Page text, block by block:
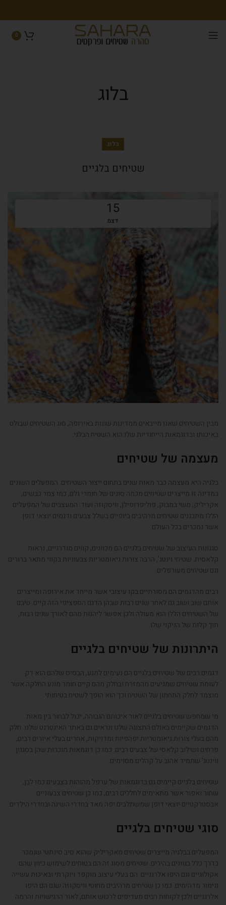
0
בלוג
בלוג
שטיחים בלגיים
15
דצמ
מבין השטיחים שאנו מייבאים ממדינות שונות באירופה, סוג השטיחים שבולט
באיכותו ובדוגמאות הייחודיות שלו הוא השטיח הבלגי.
מעצמה של שטיחים
בלגיה היא מעצמה כבר מאות שנים בתחום ייצור השטיחים. המפעלים השונים
במדינה זו מייצרים שטיחים מכמה סוגים של חומרי גלם, כמו צמר כבשים,
אקריליק, משי במבוק, פוליפרופילן, וויסקוזה ועוד. המעצבים של המפעלים
הללו מתכננים שטיחים מרהיבים ביופיים בשלל צבעים ודגמים יוצאי דופן
אשר נמכרים בכל העולם.
סגנונות העיצוב של שטיחים בלגיים הם מכוונים, קווים מודרניים, נראות
קלאסית, שטיחי וינטג', הרבה צורות גיאומטריות צבעוניות בקווי מתאר ברורים
וגם שטיחים מעורפלים.
רבים מהדגמים הם מסורתיים בקו עיצובי אשר מייחד את אירופה ומייצרים
אותם שוב ושוב גם לאחר שנים רבות שבהן הדגם הספציפי הזה קיים. טיבם
של השטיחים הללו הוא מעולה ולכן אפשר ליהנות מהם לאורך שנים רבות,
תוך קלות של הניקוי שלו.
היתרונות של שטיחים בלגיים
דגמים רבים של שטיחים בלגיים הם נעימים למגע, הבסיס שלהם הוא דק
לעומת שטיחים שמגיעים מהמזרח ובחלק מהם קיים חומר מונע החלקה אשר
מוצמד לחלק התחתון של השטיח וכך הוא הופך לשטיח בטיחותי.
מי שמחפש שטיחים בלגיים לאור איכותם הגבוהה, יכול לבחור בין מאות
הדגמים שקיימים באולם התצוגה שלנו ונראים גם באתר האינטרנט שלנו. חלק
מהם בעלי צורות גיאומטריות יפהפיות ומדויקות, אחרים בעלי איורים רבים,
פרחים ושילוב קלאסי של צבעים רבים. כמו כן דוגמאות מוכרות שהן בסגנון
ווינטג' שתמיד אהוב על קהלים מסוימים.
שטיחים בלגיים קיימים גם בדוגמאות של ערפל מהוהות בצבעים כמו לבן,
שחור ואפור אשר מתאימים לחללים רבים, כמו כן שטיחים צבעוניים
אבסטרקטיים יוצאי דופן שמשתלבים יפה מאד בחדרי השינה ובחדרי הילדים.
סוגי שטיחים בלגיים
המפעלים בבלגיה מייצרים שטיחים מאקריליק שהוא סיב סינתטי שנמכר
בדרך כלל בגוונים בהירים. שטיחים מסוג זה הם בטוחים לשימוש כיוון שהם
אקולוגיים וגם היפו אלרגניים. הם בעלי עיצוב מוקפד ויוקרתי ובאיכות עשייה
וגימור מדהימים. כמו כן שטיחים מרהיבים מחוטי וויסקוזה שגם הם היפו
אלרגניים ולכן לקוחות רבים מעדיפים לרכוש אותם, לאור הרגישויות והרמה